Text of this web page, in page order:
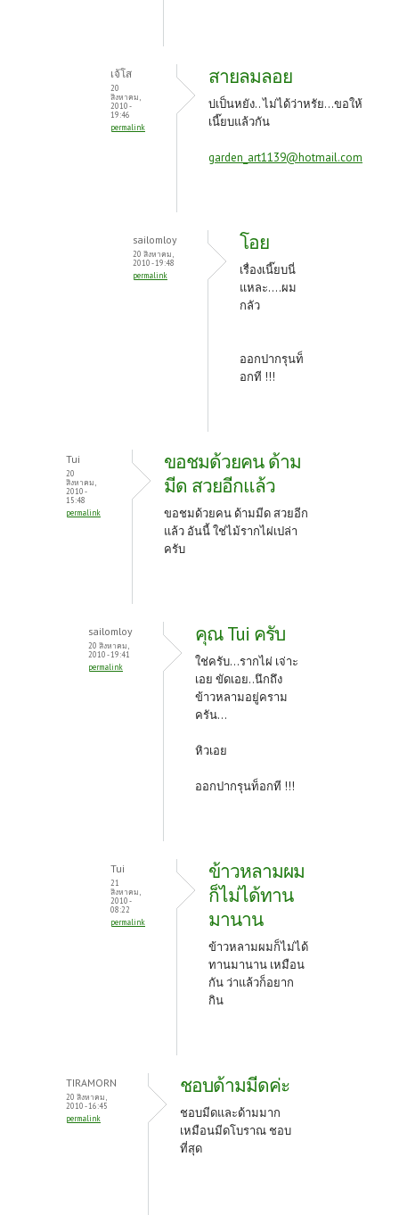
เจ้โส
20
สิงหาคม,
2010 -
19:46
permalink
สายลมลอย
บ่เป็นหยัง.. ไม่ได้ว่าหรัย...ขอให้
เนี๊ยบแล้วกัน
garden_art1139@hotmail.com
sailomloy
20 สิงหาคม,
2010 - 19:48
permalink
โอย
เรื่องเนี๊ยบนี่
แหละ....ผม
กลัว
ออกปากรุนท็
อกที !!!
Tui
20
สิงหาคม,
2010 -
15:48
permalink
ขอชมด้วยคน ด้าม
มีด สวยอีกแล้ว
ขอชมด้วยคน ด้ามมีด สวยอีก
แล้ว อันนี้ ใช่ไม้รากไผ่เปล่า
ครับ
sailomloy
20 สิงหาคม,
2010 - 19:41
permalink
คุณ Tui ครับ
ใช่ครับ...รากไผ่ เจ่าะ
เอย ขัดเอย..นึกถึง
ข้าวหลามอยู่คราม
ครัน...
หิวเอย
ออกปากรุนท็อกที !!!
Tui
21
สิงหาคม,
2010 -
08:22
permalink
ข้าวหลามผม
ก็ไม่ได้ทาน
มานาน
ข้าวหลามผมก็ไม่ได้
ทานมานาน เหมือน
กัน ว่าแล้วก็อยาก
กิน
TIRAMORN
20 สิงหาคม,
2010 - 16:45
permalink
ชอบด้ามมีดค่ะ
ชอบมีดและด้ามมาก
เหมือนมีดโบราณ ชอบ
ที่สุด